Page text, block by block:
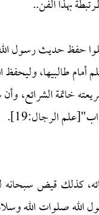
بهذا الفن..
حفظ حديث رسول
طالبيها، وليحفظ
الشرائع، وأن
الرجال:19].
كذلك قيض
صلوات الله